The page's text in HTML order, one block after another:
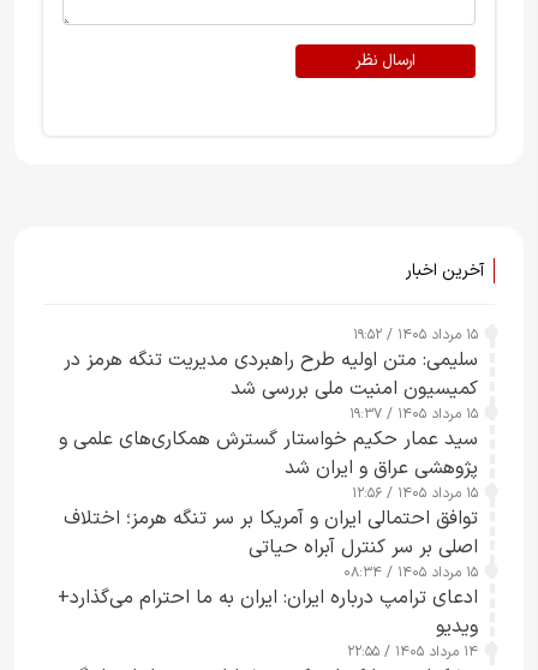
ارسال نظر
آخرین اخبار
۱۵ مرداد ۱۴۰۵ / ۱۹:۵۲
سلیمی: متن اولیه طرح راهبردی مدیریت تنگه هرمز در
کمیسیون امنیت ملی بررسی شد
۱۵ مرداد ۱۴۰۵ / ۱۹:۳۷
سید عمار حکیم خواستار گسترش همکاری‌های علمی و
پژوهشی عراق و ایران شد
۱۵ مرداد ۱۴۰۵ / ۱۲:۵۶
توافق احتمالی ایران و آمریکا بر سر تنگه هرمز؛ اختلاف
اصلی بر سر کنترل آبراه حیاتی
۱۵ مرداد ۱۴۰۵ / ۰۸:۳۴
ادعای ترامپ درباره ایران: ایران به ما احترام می‌گذارد+
ویدیو
۱۴ مرداد ۱۴۰۵ / ۲۲:۵۵